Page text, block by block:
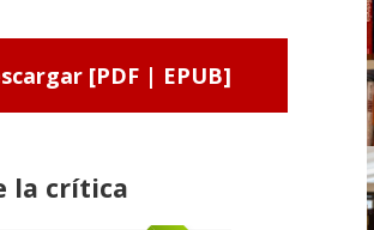
[PDF | EPUB]
la crítica